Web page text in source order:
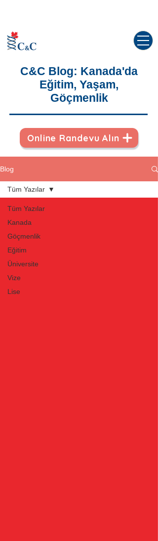
C&C Blog: Kanada'da
Eğitim, Yaşam,
Göçmenlik
Online Randevu Alın
Blog
Tüm Yazılar
Kanada
Göçmenlik
Eğitim
Üniversite
Vize
Lise
Tüm Yazılar